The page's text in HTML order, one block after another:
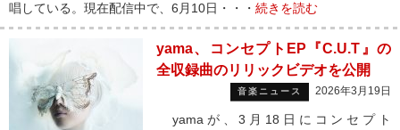
唱している。現在配信中で、6月10日・・・ 続きを読む
yama、コンセプトEP『C.U.T』の
全収録曲のリリックビデオを公開
音楽ニュース 2026年3月19日
yamaが、3月18日にコンセプト